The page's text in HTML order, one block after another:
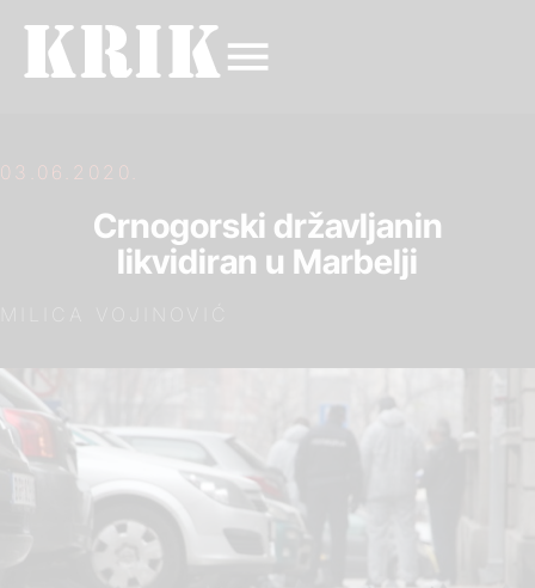
03.06.2020.
Crnogorski državljanin
likvidiran u Marbelji